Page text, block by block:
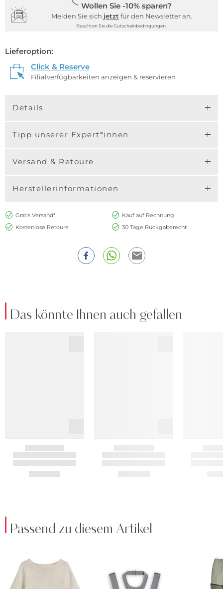
Wollen Sie -10% sparen?
Melden Sie sich jetzt für den Newsletter an.
Beachten Sie die Gutscheinbedingungen.
Lieferoption:
Click & Reserve
Filialverfügbarkeiten anzeigen & reservieren
Details
Tipp unserer Expert*innen
Versand & Retoure
Herstellerinformationen
Gratis Versand*
Kauf auf Rechnung
Kostenlose Retoure
30 Tage Rückgaberecht
Das könnte Ihnen auch gefallen
Passend zu diesem Artikel